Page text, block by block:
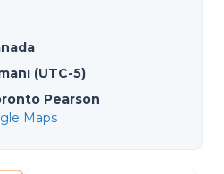
(UTC-5)
Pearson
Maps